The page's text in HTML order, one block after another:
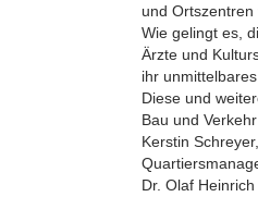
und
Wie gelingt es,
Ärzte und
ihr
Diese und
Bau und Verkehr
Kerstin
Dr. Olaf